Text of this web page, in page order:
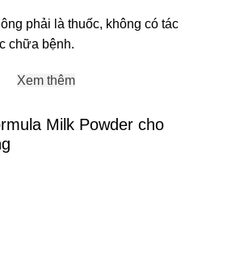
phải là thuốc, không có tác
chữa bệnh.
Xem thêm
Milk Powder cho